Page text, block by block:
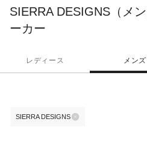
SIERRA DESIGNS（メ
ーカー
レディース メンズ
SIERRA DESIGNS